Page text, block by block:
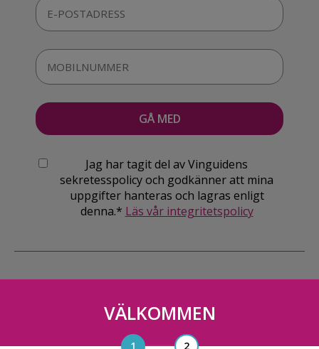
Jag har tagit del av Vinguidens
sekretesspolicy och godkänner att mina
uppgifter hanteras och lagras enligt
denna.* Läs vår integritetspolicy
Vinguiden Nordic AB
VÄLKOMMEN